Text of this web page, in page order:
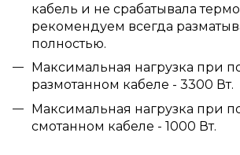
кабель и не срабатывала
рекомендуем всегда
полностью.
Максимальная нагрузка при
размотанном кабеле - 3300 Вт.
Максимальная нагрузка при
смотанном кабеле - 1000 Вт.